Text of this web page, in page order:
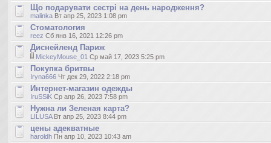
Що подарувати сестрі на день народження?
malinka Вт апр 25, 2023 1:08 pm
Стоматология
reez Сб янв 16, 2021 12:26 pm
Диснейленд Париж
MickeyMouse_01 Ср май 17, 2023 5:25 pm
Покупка бритвы
Iryna666 Чт дек 29, 2022 2:18 pm
Интернет-магазин одежды
IruSSiK Ср апр 26, 2023 7:58 pm
Нужна ли Зеленая карта?
LILUSAВт апр 25, 2023 8:44 pm
цены адекватные
haroldh Пн апр 10, 2023 10:43 am